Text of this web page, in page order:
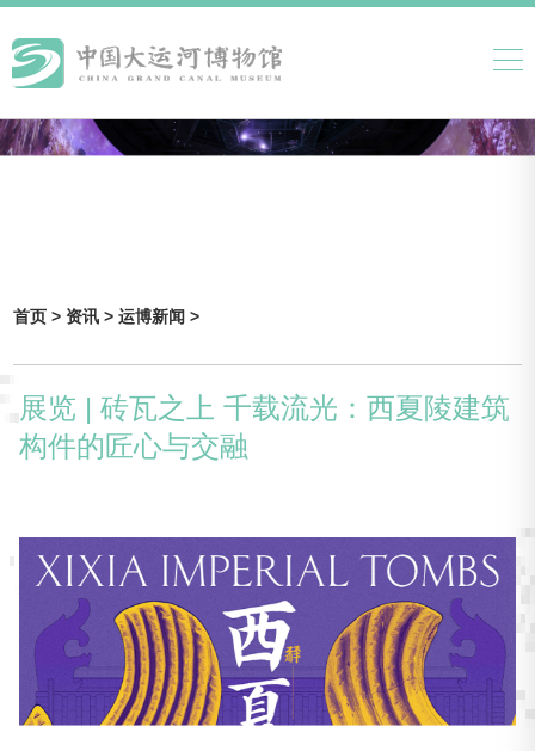
首页 >资讯 >运博新闻 >
展览 | 砖瓦之上 千载流光：西夏陵建筑
构件的匠心与交融